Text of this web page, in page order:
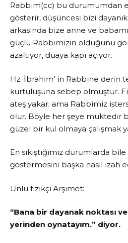
Rabbim(cc) bu durumumdan
gösterir, düşüncesi bizi
arkasında bize anne ve
güçlü Rabbimizin olduğunu
azaltıyor, duaya kapı açıyor.
Hz. İbrahim’ in Rabbine derin
kurtuluşuna sebep olmuştur.
ateş yakar; ama Rabbimiz
olur. Böyle her şeye muktedir
güzel bir kul olmaya çalışmak
En sıkıştığımız durumlarda
göstermesini başka nasıl izah
Ünlü fizikçi Arşimet:
“Bana bir dayanak noktası
yerinden oynatayım.” diyor.